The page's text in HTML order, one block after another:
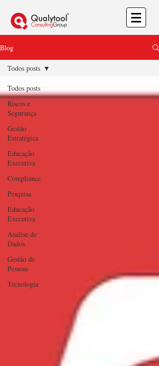
Blog
Todos posts
Riscos e
Segurança
Gestão
Estratégica
Educação
Executiva
Compliance
Pesquisa
Educação
Executiva
Análise de
Dados
Gestão de
Pessoas
Tecnologia
Todos posts